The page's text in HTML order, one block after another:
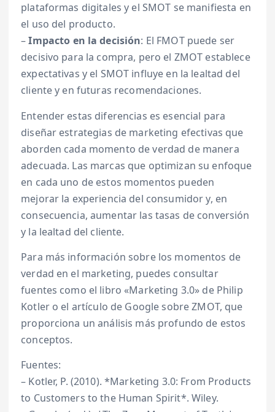
plataformas digitales y el SMOT se manifiesta en
el uso del producto.
–Impacto en la decisión: El FMOT puede ser
decisivo para la compra, pero el ZMOT establece
expectativas y el SMOT influye en la lealtad del
cliente y en futuras recomendaciones.
Entender estas diferencias es esencial para
diseñar estrategias de marketing efectivas que
aborden cada momento de verdad de manera
adecuada. Las marcas que optimizan su enfoque
en cada uno de estos momentos pueden
mejorar la experiencia del consumidor y, en
consecuencia, aumentar las tasas de conversión
y la lealtad del cliente.
Para más información sobre los momentos de
verdad en el marketing, puedes consultar
fuentes como el libro «Marketing 3.0» de Philip
Kotler o el artículo de Google sobre ZMOT, que
proporciona un análisis más profundo de estos
conceptos.
Fuentes:
– Kotler, P. (2010). *Marketing 3.0: From Products
to Customers to the Human Spirit*. Wiley.